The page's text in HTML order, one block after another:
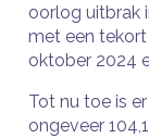
oorlog uitbrak
met een tekort
oktober 2024
Tot nu toe is
ongeveer